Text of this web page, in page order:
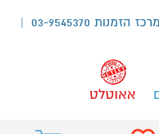
מרכז הזמנות 03-9545370
אאוטלט